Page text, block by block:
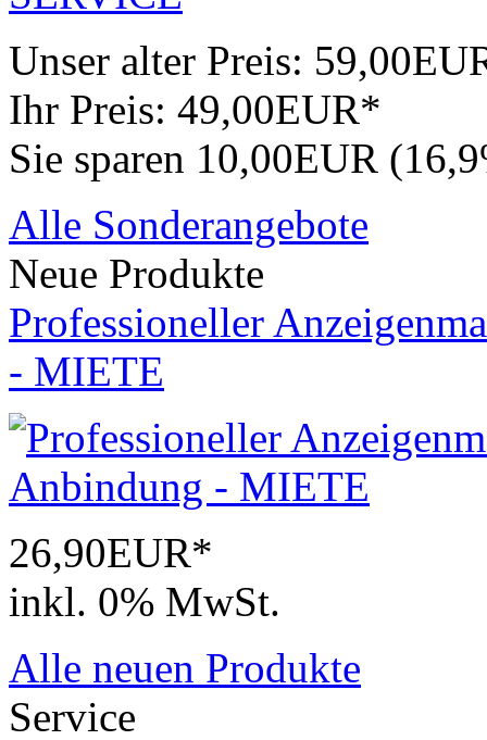
Unser alter Preis:
Ihr Preis: 49,00EUR*
Sie sparen 10,00EUR
Alle Sonderangebote
Neue Produkte
Professioneller
- MIETE
26,90EUR*
inkl. 0% MwSt.
Alle neuen Produkte
Service